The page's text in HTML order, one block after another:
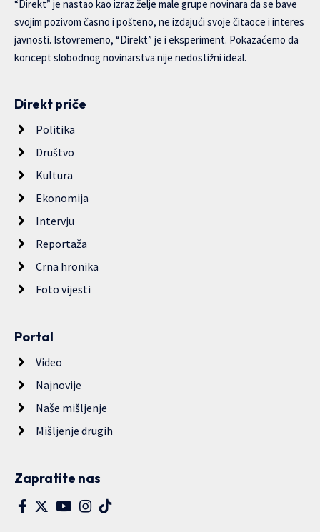
“Direkt” je nastao kao izraz želje male grupe novinara da se bave
svojim pozivom časno i pošteno, ne izdajući svoje čitaoce i interes
javnosti. Istovremeno, “Direkt” je i eksperiment. Pokazaćemo da
koncept slobodnog novinarstva nije nedostižni ideal.
Direkt priče
Politika
Društvo
Kultura
Ekonomija
Intervju
Reportaža
Crna hronika
Foto vijesti
Portal
Video
Najnovije
Naše mišljenje
Mišljenje drugih
Zapratite nas